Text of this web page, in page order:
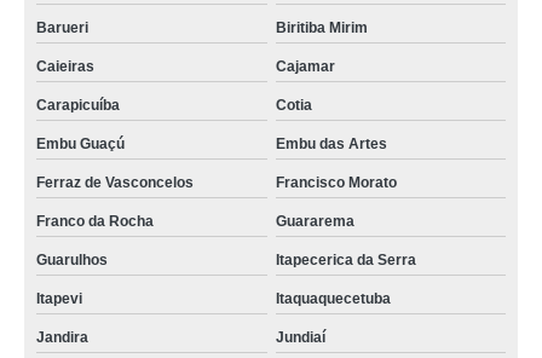
Barueri Biritiba Mirim
Caieiras Cajamar
Carapicuíba Cotia
Embu Guaçú Embu das Artes
Ferraz de Vasconcelos Francisco Morato
Franco da Rocha Guararema
Guarulhos Itapecerica da Serra
Itapevi Itaquaquecetuba
Jandira Jundiaí